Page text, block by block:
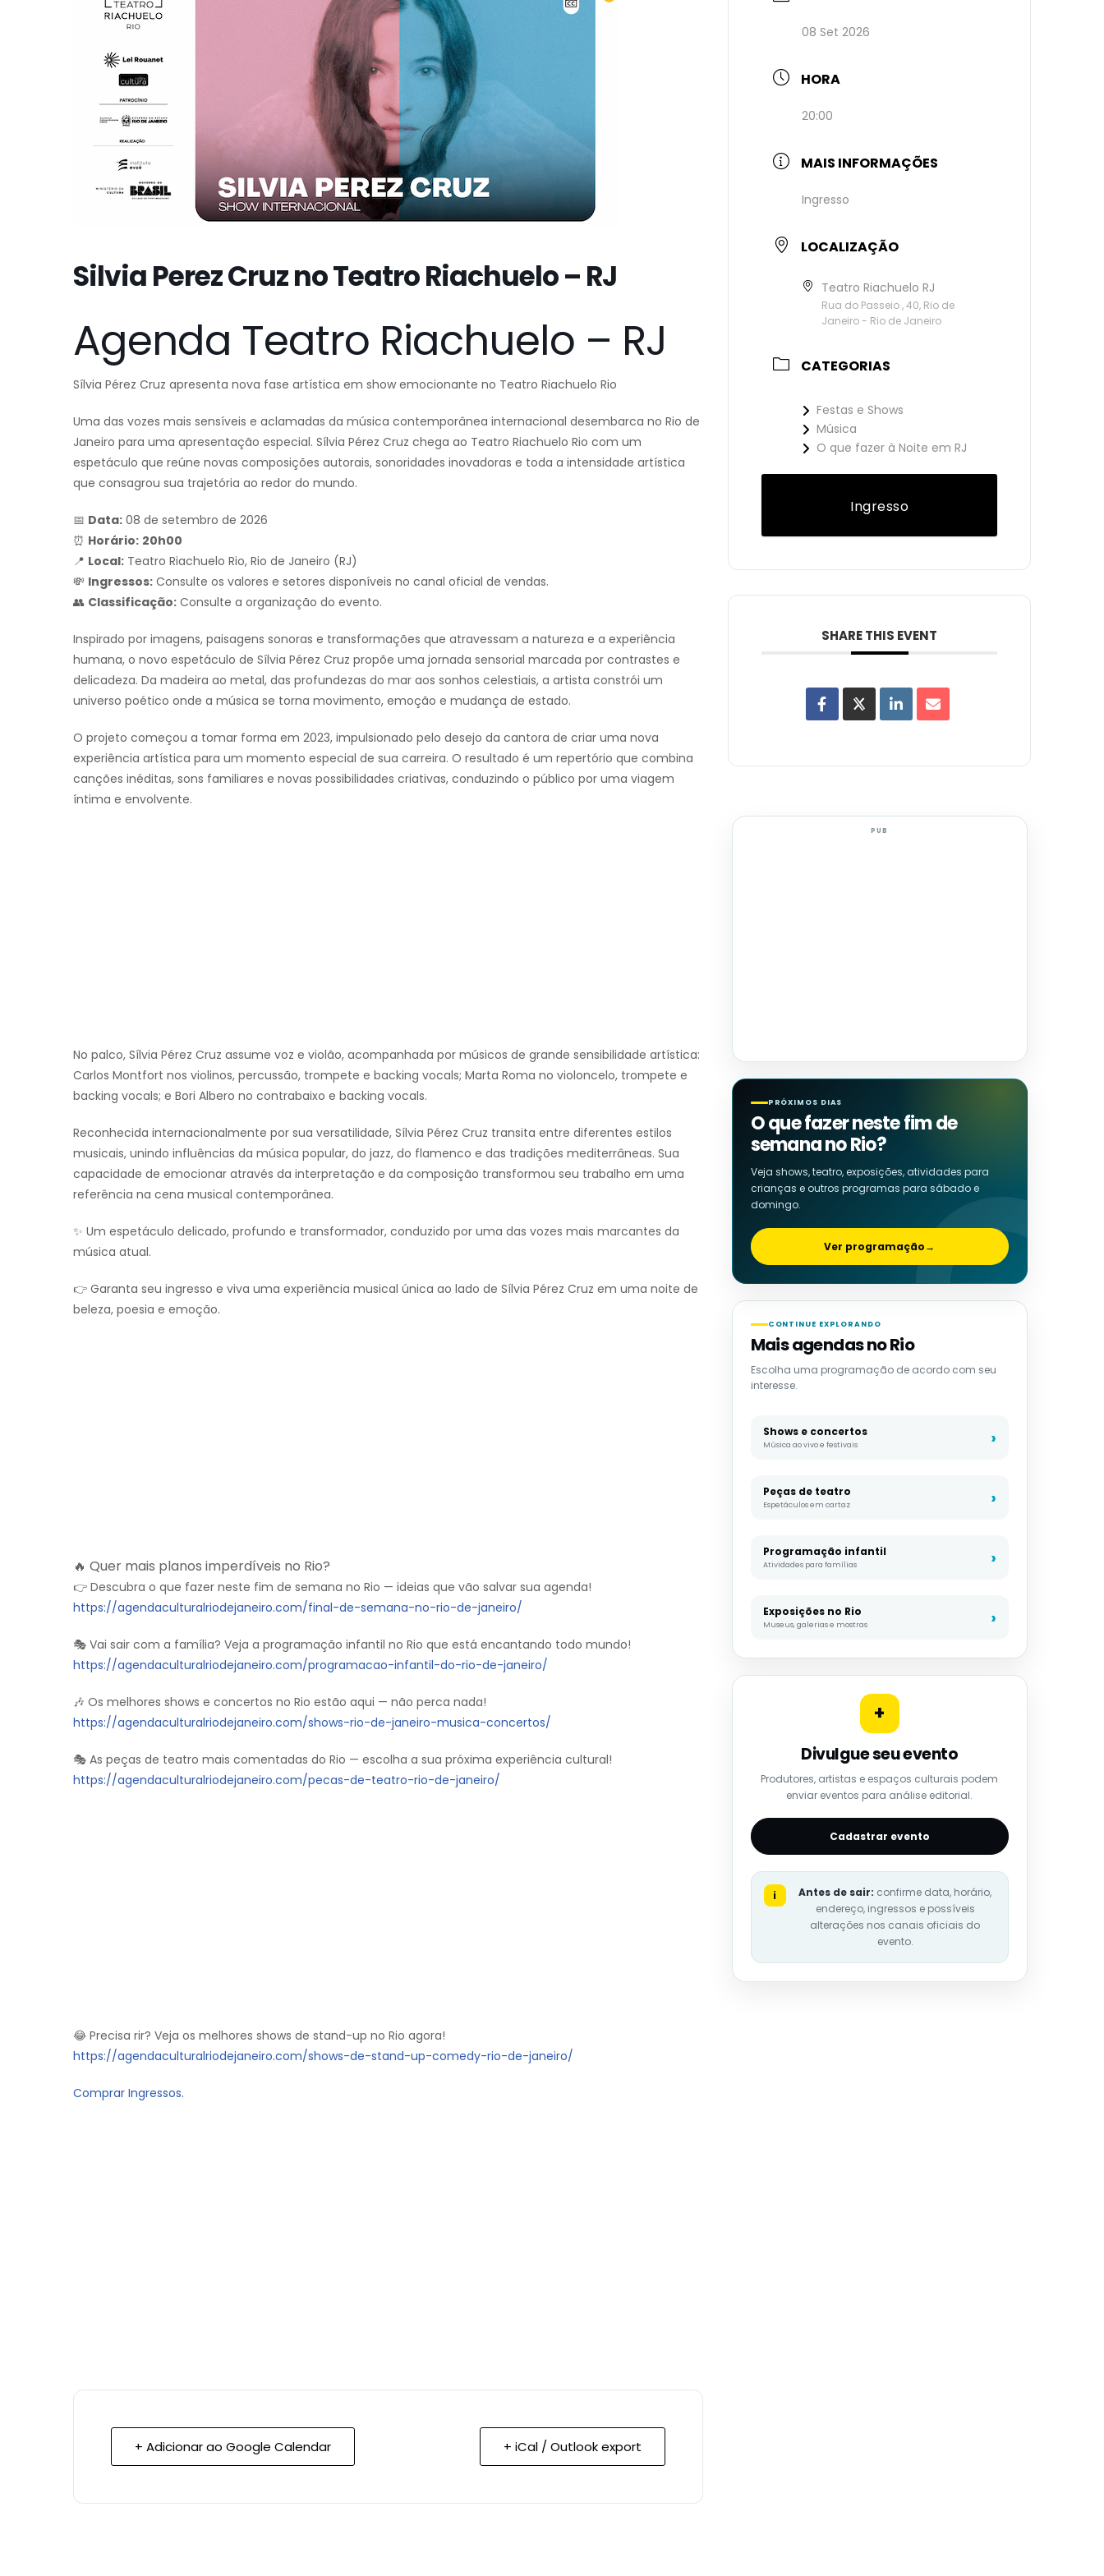
Silvia Perez Cruz no Teatro Riachuelo – RJ
Agenda Teatro Riachuelo – RJ
Sílvia Pérez Cruz apresenta nova fase artística em show emocionante no Teatro Riachuelo Rio
Uma das vozes mais sensíveis e aclamadas da música contemporânea internacional desembarca no Rio de
Janeiro para uma apresentação especial. Sílvia Pérez Cruz chega ao Teatro Riachuelo Rio com um
espetáculo que reúne novas composições autorais, sonoridades inovadoras e toda a intensidade artística
que consagrou sua trajetória ao redor do mundo.
📅 Data: 08 de setembro de 2026
⏰ Horário: 20h00
📍 Local: Teatro Riachuelo Rio, Rio de Janeiro (RJ)
💸 Ingressos: Consulte os valores e setores disponíveis no canal oficial de vendas.
👥 Classificação: Consulte a organização do evento.
Inspirado por imagens, paisagens sonoras e transformações que atravessam a natureza e a experiência
humana, o novo espetáculo de Sílvia Pérez Cruz propõe uma jornada sensorial marcada por contrastes e
delicadeza. Da madeira ao metal, das profundezas do mar aos sonhos celestiais, a artista constrói um
universo poético onde a música se torna movimento, emoção e mudança de estado.
O projeto começou a tomar forma em 2023, impulsionado pelo desejo da cantora de criar uma nova
experiência artística para um momento especial de sua carreira. O resultado é um repertório que combina
canções inéditas, sons familiares e novas possibilidades criativas, conduzindo o público por uma viagem
íntima e envolvente.
No palco, Sílvia Pérez Cruz assume voz e violão, acompanhada por músicos de grande sensibilidade artística:
Carlos Montfort nos violinos, percussão, trompete e backing vocals; Marta Roma no violoncelo, trompete e
backing vocals; e Bori Albero no contrabaixo e backing vocals.
Reconhecida internacionalmente por sua versatilidade, Sílvia Pérez Cruz transita entre diferentes estilos
musicais, unindo influências da música popular, do jazz, do flamenco e das tradições mediterrâneas. Sua
capacidade de emocionar através da interpretação e da composição transformou seu trabalho em uma
referência na cena musical contemporânea.
✨ Um espetáculo delicado, profundo e transformador, conduzido por uma das vozes mais marcantes da
música atual.
👉 Garanta seu ingresso e viva uma experiência musical única ao lado de Sílvia Pérez Cruz em uma noite de
beleza, poesia e emoção.
🔥 Quer mais planos imperdíveis no Rio?
👉 Descubra o que fazer neste fim de semana no Rio — ideias que vão salvar sua agenda!
https://agendaculturalriodejaneiro.com/final-de-semana-no-rio-de-janeiro/
🎭 Vai sair com a família? Veja a programação infantil no Rio que está encantando todo mundo!
https://agendaculturalriodejaneiro.com/programacao-infantil-do-rio-de-janeiro/
🎶 Os melhores shows e concertos no Rio estão aqui — não perca nada!
https://agendaculturalriodejaneiro.com/shows-rio-de-janeiro-musica-concertos/
🎭 As peças de teatro mais comentadas do Rio — escolha a sua próxima experiência cultural!
https://agendaculturalriodejaneiro.com/pecas-de-teatro-rio-de-janeiro/
😂 Precisa rir? Veja os melhores shows de stand-up no Rio agora!
https://agendaculturalriodejaneiro.com/shows-de-stand-up-comedy-rio-de-janeiro/
Comprar Ingressos.
+ Adicionar ao Google Calendar + iCal / Outlook export
08 Set 2026
HORA
20:00
MAIS INFORMAÇÕES
Ingresso
LOCALIZAÇÃO
Teatro Riachuelo RJ
Rua do Passeio , 40, Rio de
Janeiro - Rio de Janeiro
CATEGORIAS
Festas e Shows
Música
O que fazer à Noite em RJ
Ingresso
SHARE THIS EVENT
PUB
PRÓXIMOS DIAS
O que fazer neste fim de
semana no Rio?
Veja shows, teatro, exposições, atividades para
crianças e outros programas para sábado e
domingo.
Ver programação→
CONTINUE EXPLORANDO
Mais agendas no Rio
Escolha uma programação de acordo com seu
interesse.
Shows e concertos
Música ao vivo e festivais
Peças de teatro
Espetáculos em cartaz
Programação infantil
Atividades para famílias
Exposições no Rio
Museus, galerias e mostras
+
Divulgue seu evento
Produtores, artistas e espaços culturais podem
enviar eventos para análise editorial.
Cadastrar evento
i Antes de sair: confirme data, horário,
endereço, ingressos e possíveis
alterações nos canais oficiais do
evento.